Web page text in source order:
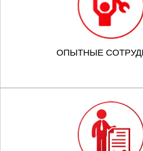
ОПЫТНЫЕ